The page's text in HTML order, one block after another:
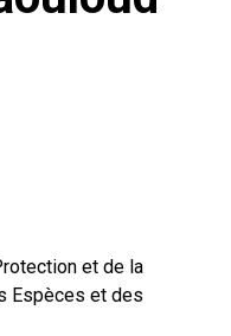
et de la
Espèces et des